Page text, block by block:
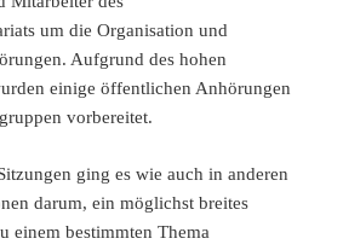
um die Organisation und
Aufgrund des hohen
einige öffentlichen Anhörungen
vorbereitet.
ging es wie auch in anderen
darum, ein möglichst breites
einem bestimmten Thema